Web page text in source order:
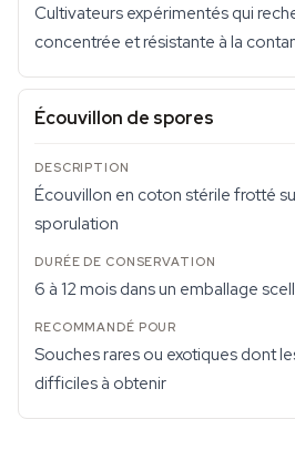
Cultivateurs expérimentés qui
concentrée et résistante à la
Écouvillon de spores
Écouvillon en coton stérile frotté
sporulation
6 à 12 mois dans un emballage
Souches rares ou exotiques dont
difficiles à obtenir